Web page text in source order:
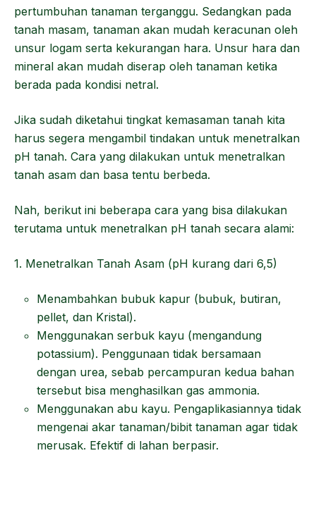
pertumbuhan tanaman terganggu. Sedangkan pada
tanah masam, tanaman akan mudah keracunan oleh
unsur logam serta kekurangan hara. Unsur hara dan
mineral akan mudah diserap oleh tanaman ketika
berada pada kondisi netral.
Jika sudah diketahui tingkat kemasaman tanah kita
harus segera mengambil tindakan untuk menetralkan
pH tanah. Cara yang dilakukan untuk menetralkan
tanah asam dan basa tentu berbeda.
Nah, berikut ini beberapa cara yang bisa dilakukan
terutama untuk menetralkan pH tanah secara alami:
1. Menetralkan Tanah Asam (pH kurang dari 6,5)
Menambahkan bubuk kapur (bubuk, butiran,
pellet, dan Kristal).
Menggunakan serbuk kayu (mengandung
potassium). Penggunaan tidak bersamaan
dengan urea, sebab percampuran kedua bahan
tersebut bisa menghasilkan gas ammonia.
Menggunakan abu kayu. Pengaplikasiannya tidak
mengenai akar tanaman/bibit tanaman agar tidak
merusak. Efektif di lahan berpasir.